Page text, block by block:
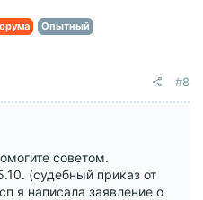
Опытный
#8
советом.
(судебный приказ от
я написала заявление о